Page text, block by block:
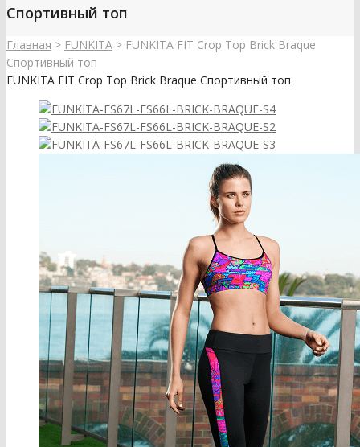
Спортивный топ
Главная > FUNKITA > FUNKITA FIT Crop Top Brick Braque
Спортивный топ
FUNKITA FIT Crop Top Brick Braque Спортивный топ